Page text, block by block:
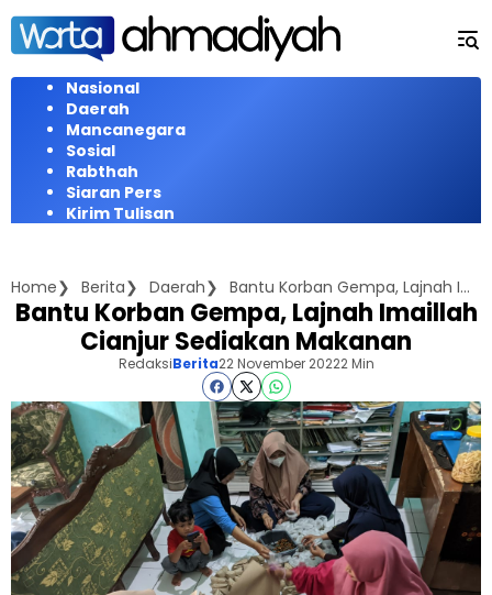
Langsung
konten
Nasional
Daerah
Mancanegara
Sosial
Rabthah
Siaran Pers
Kirim Tulisan
Home Berita Daerah Bantu Korban Gempa, Lajnah Imaillah Cianjur Sediakan Makanan
Bantu Korban Gempa, Lajnah Imaillah
Cianjur Sediakan Makanan
RedaksiBerita22 November 20222 Min